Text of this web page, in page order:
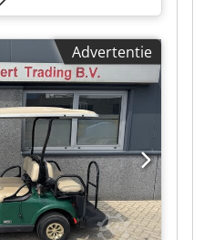
worden via Whatsapp.
website. Prijzen zijn
B.V. heeft een
truck,
Al onze leveringen
in AS-IS condities
algemene
en/of
een afspraak maken.
constant aanwezig.
Bedrijfsstraat 3 5391 LR
Advertentie